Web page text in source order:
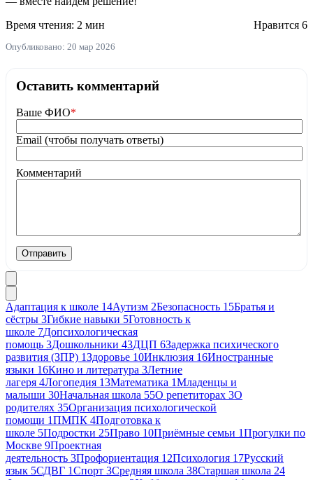
Время чтения: 2 мин
Нравится 6
Опубликовано: 20 мар 2026
Оставить комментарий
Ваше ФИО*
Email (чтобы получать ответы)
Комментарий
Отправить
Адаптация к школе 14Аутизм 2Безопасность 15Братья и
сёстры 3Гибкие навыки 5Готовность к
школе 7Допсихологическая
помощь 3Дошкольники 43ДЦП 6Задержка психического
развития (ЗПР) 1Здоровье 10Инклюзия 16Иностранные
языки 16Кино и литература 3Летние
лагеря 4Логопедия 13Математика 1Младенцы и
малыши 30Начальная школа 55О репетиторах 3О
родителях 35Организация психологической
помощи 1ПМПК 4Подготовка к
школе 5Подростки 25Право 10Приёмные семьи 1Прогулки по
Москве 9Проектная
деятельность 3Профориентация 12Психология 17Русский
язык 5СДВГ 1Спорт 3Средняя школа 38Старшая школа 24